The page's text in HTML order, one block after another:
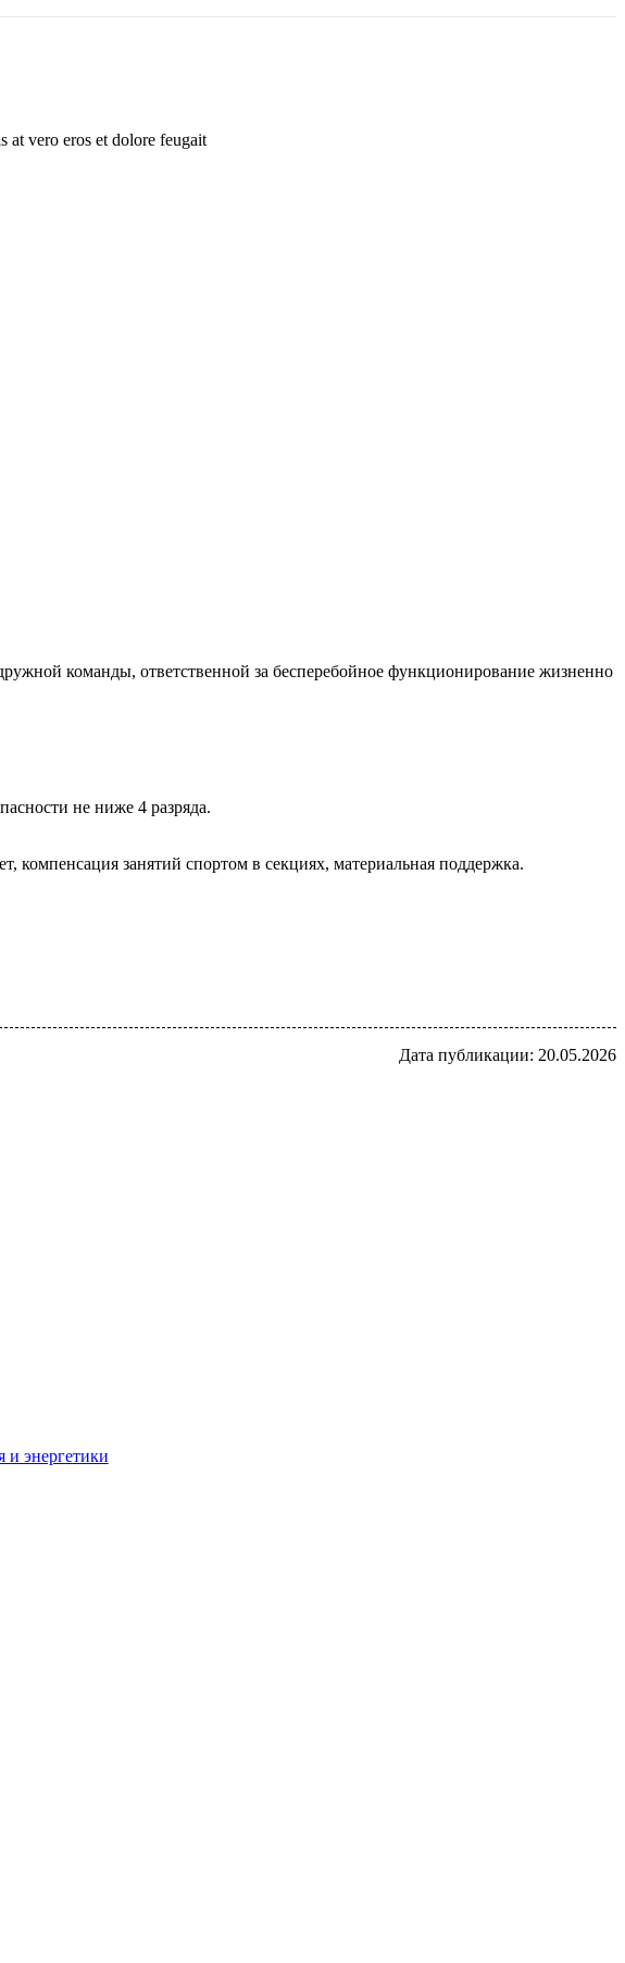
at vero eros et dolore feugait
команды, ответственной за бесперебойное функционирование жизненно
не ниже 4 разряда.
занятий спортом в секциях, материальная поддержка.
Дата публикации: 20.05.2026
и энергетики